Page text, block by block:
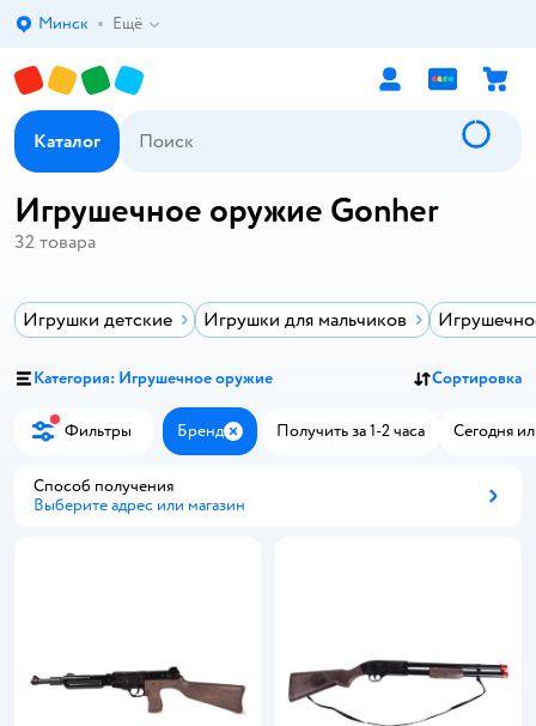
Выбор адреса доставки.
Минск Ещё
Каталог
Игрушечное оружие Gonher
32 товара
Игрушки детские Игрушки для мальчиков
Категория: Игрушечное оружие Сортировка
Фильтры Бренд ЗакрытьПолучить за 1-2 часа Сегодня
Способ получения
Выберите адрес или магазин